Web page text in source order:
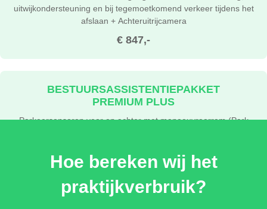
€ 847,-
uitwijkondersteuning en bij tegemoetkomend verkeer tijdens het
afslaan + Achteruitrijcamera
€ 2.698,-
BESTUURSASSISTENTIEPAKKET
PREMIUM PLUS
Parkeersensoren voor en achter met manoeuvreerrem (Park
bij tegemoetkomend verkeer tijdens het afslaan + Area View
inclusief achteruitrijcamera systeem in combinatie met
rijstrookwisselsysteem
Hoe bereken wij het
praktijkverbruik?